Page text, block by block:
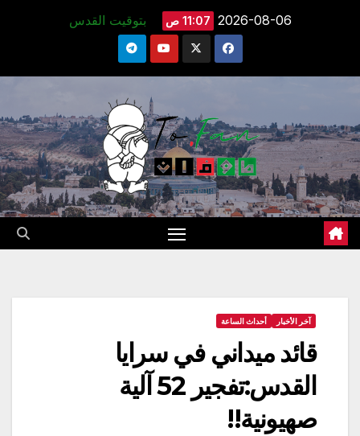
2026-08-06 11:07 ص بتوقيت القدس
آخر الأخبار أحداث الساعة
قائد ميداني في سرايا
القدس:تفجير 52 آلية
صهيونية!!